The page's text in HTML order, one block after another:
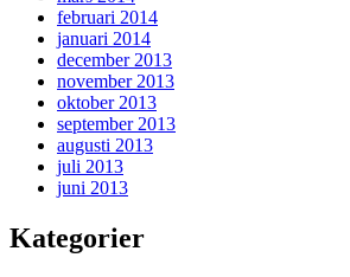
februari 2014
januari 2014
december 2013
november 2013
oktober 2013
september 2013
augusti 2013
juli 2013
juni 2013
Kategorier